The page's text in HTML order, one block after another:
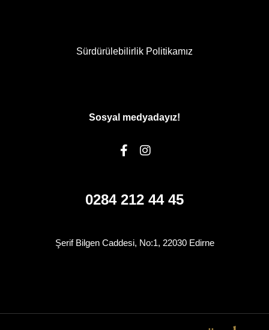
Sürdürülebilirlik Politikamız
Sosyal medyadayız!
0284 212 44 45
Şerif Bilgen Caddesi, No:1, 22030 Edirne